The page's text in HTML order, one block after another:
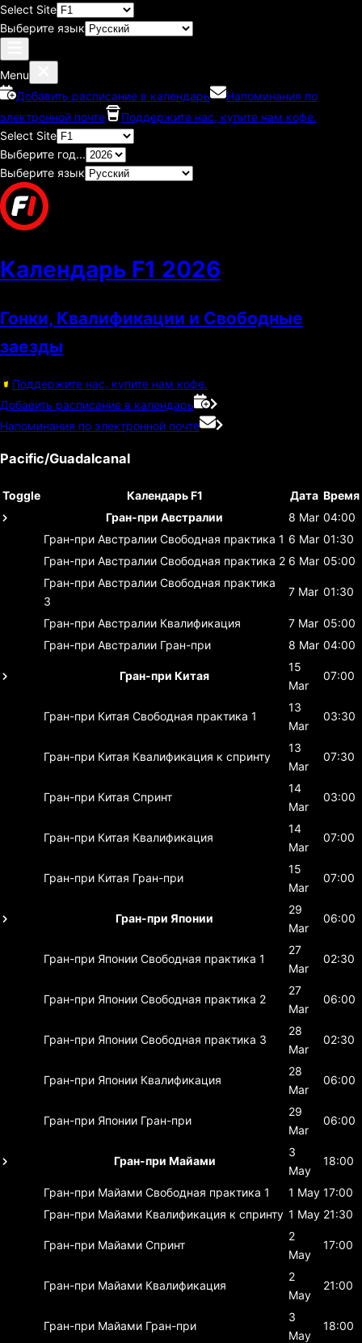
Select Site
Выберите язык
Menu
Добавить расписание в календарь
Напоминания по
электронной почте
Поддержите нас, купите нам кофе.
Select Site
Выберите год...
Выберите язык
Календарь F1 2026
Гонки, Квалификации и Свободные
заезды
Поддержите нас, купите нам кофе.
Добавить расписание в календарь
Напоминания по электронной почте
Pacific/Guadalcanal
Toggle Календарь F1 Дата Время
Гран-при Австралии
8 Mar 04:00
Гран-при Австралии Свободная практика 1 6 Mar 01:30
Гран-при Австралии Свободная практика 2 6 Mar 05:00
Гран-при Австралии Свободная практика
3
7 Mar 01:30
Гран-при Австралии Квалификация 7 Mar 05:00
Гран-при Австралии Гран-при 8 Mar 04:00
Гран-при Китая
15
Mar
07:00
Гран-при Китая Свободная практика 1
13
Mar
03:30
Гран-при Китая Квалификация к спринту
13
Mar
07:30
Гран-при Китая Спринт
14
Mar
03:00
Гран-при Китая Квалификация
14
Mar
07:00
Гран-при Китая Гран-при
15
Mar
07:00
Гран-при Японии
29
Mar
06:00
Гран-при Японии Свободная практика 1
27
Mar
02:30
Гран-при Японии Свободная практика 2
27
Mar
06:00
Гран-при Японии Свободная практика 3
28
Mar
02:30
Гран-при Японии Квалификация
28
Mar
06:00
Гран-при Японии Гран-при
29
Mar
06:00
Гран-при Майами
3
May
18:00
Гран-при Майами Свободная практика 1 1 May 17:00
Гран-при Майами Квалификация к спринту 1 May 21:30
Гран-при Майами Спринт
2
May
17:00
Гран-при Майами Квалификация
2
May
21:00
Гран-при Майами Гран-при
3
May
18:00